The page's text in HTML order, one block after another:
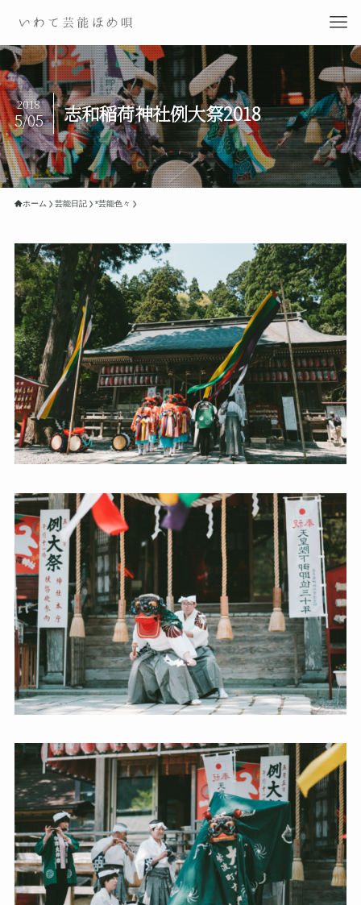
志和稲荷神社例大祭2018
2018
5/05
ホーム 芸能日記 *芸能色々